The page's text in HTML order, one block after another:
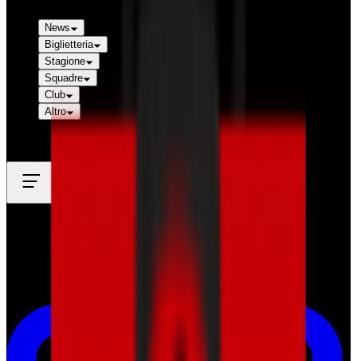
News
Biglietteria
Stagione
Squadre
Club
Altro